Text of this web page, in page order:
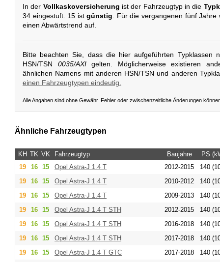
In der Vollkaskoversicherung ist der Fahrzeugtyp in die
34 eingestuft. 15 istgünstig. Für die vergangenen fünf Jahre
einen Abwärtstrend auf.
Bitte beachten Sie, dass die hier aufgeführten Typklassen
HSN/TSN 0035/AXIgelten. Möglicherweise existieren
ähnlichen Namens mit anderen HSN/TSN und anderen
einen Fahrzeugtypen eindeutig.
Alle Angaben sind ohne Gewähr. Fehler oder zwischenzeitliche Änderungen
Ähnliche Fahrzeugtypen
KH TK VK Fahrzeugtyp Baujahre
PS
19
16 15 Opel Astra-J 1.4 T 2012-2015
140
19
16 15 Opel Astra-J 1.4 T 2010-2012
140
19
16 15 Opel Astra-J 1.4 T 2009-2013
140
19
16 15 Opel Astra-J 1.4 T STH 2012-2015
140
19
16 15 Opel Astra-J 1.4 T STH 2016-2018
140
19
16 15 Opel Astra-J 1.4 T STH 2017-2018
140
19
16 15 Opel Astra-J 1.4 T GTC 2017-2018
140